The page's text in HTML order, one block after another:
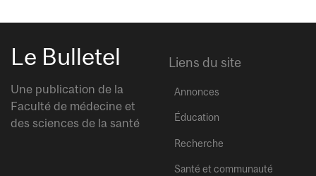
Le Bulletel
Une publication de la
Faculté de médecine et
des sciences de la santé
Liens du site
Annonces
Éducation
Recherche
Santé et communauté